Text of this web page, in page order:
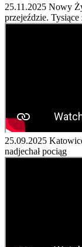
25.11.2025 Nowy
przejeździe. Tysiące
25.09.2025
nadjechał pociąg